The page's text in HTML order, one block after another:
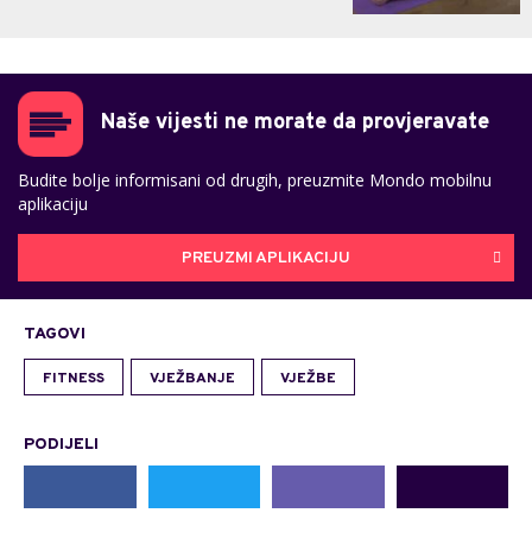
Naše vijesti ne morate da provjeravate
Budite bolje informisani od drugih, preuzmite Mondo mobilnu
aplikaciju
PREUZMI APLIKACIJU
TAGOVI
FITNESS VJEŽBANJE VJEŽBE
PODIJELI